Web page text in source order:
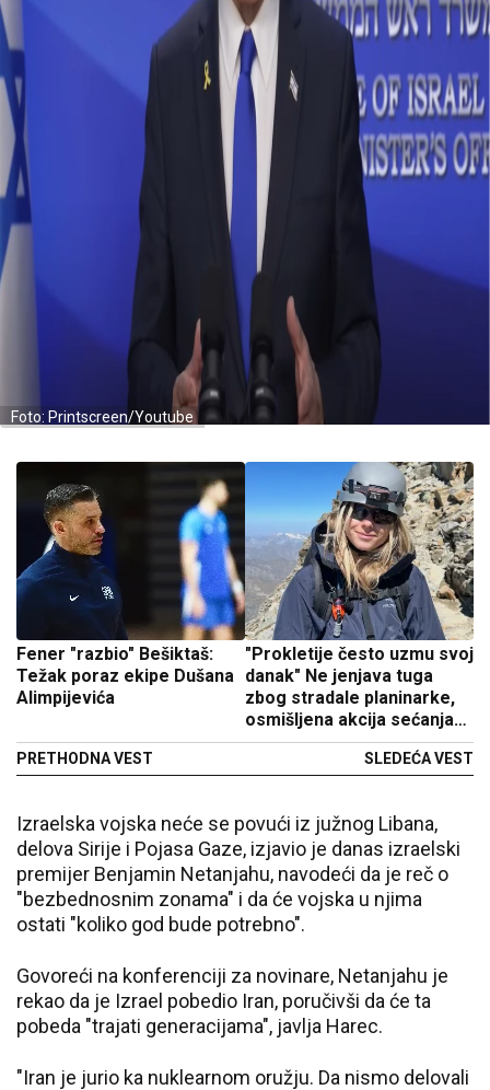
Foto: Printscreen/Youtube
Fener "razbio" Bešiktaš:
Težak poraz ekipe Dušana
Alimpijevića
PRETHODNA VEST
"Prokletije često uzmu svoj
danak" Ne jenjava tuga
zbog stradale planinarke,
osmišljena akcija sećanja
na nju
SLEDEĆA VEST
Izraelska vojska neće se povući iz južnog Libana,
delova Sirije i Pojasa Gaze, izjavio je danas izraelski
premijer Benjamin Netanjahu, navodeći da je reč o
"bezbednosnim zonama" i da će vojska u njima
ostati "koliko god bude potrebno".
Govoreći na konferenciji za novinare, Netanjahu je
rekao da je Izrael pobedio Iran, poručivši da će ta
pobeda "trajati generacijama", javlja Harec.
"Iran je jurio ka nuklearnom oružju. Da nismo delovali